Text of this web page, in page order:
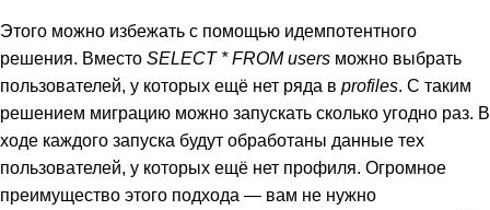
Этого можно избежать с помощью идемпотентного
решения. Вместо SELECT * FROM users можно выбрать
пользователей, у которых ещё нет ряда в profiles . С таким
решением миграцию можно запускать сколько угодно раз. В
ходе каждого запуска будут обработаны данные тех
пользователей, у которых ещё нет профиля. Огромное
преимущество этого подхода — вам не нужно